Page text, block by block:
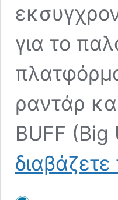
για το
ραντάρ
BUFF
διαβάζετε